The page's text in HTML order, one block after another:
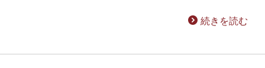
続きを読む